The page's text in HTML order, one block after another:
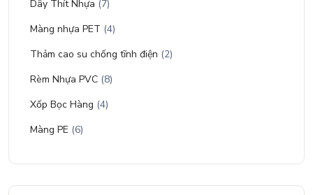
Dây Thít Nhựa (7)
Màng nhựa PET (4)
Thảm cao su chống tĩnh điện (2)
Rèm Nhựa PVC (8)
Xốp Bọc Hàng (4)
Màng PE (6)